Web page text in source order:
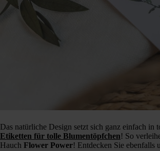
Das natürliche Design setzt sich ganz einfach in
Etiketten für tolle Blumentöpfchen! So
Hauch Flower Power! Entdecken Sie ebenfalls